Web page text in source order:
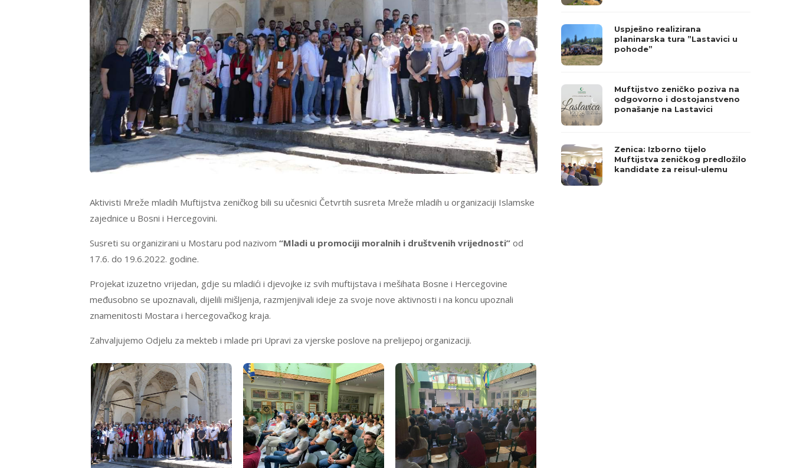
Aktivisti Mreže mladih Muftijstva zeničkog bili su učesnici Četvrtih susreta Mreže mladih u organizaciji Islamske
zajednice u Bosni i Hercegovini.
Susreti su organizirani u Mostaru pod nazivom “Mladi u promociji moralnih i društvenih vrijednosti” od
17.6. do 19.6.2022. godine.
Projekat izuzetno vrijedan, gdje su mladići i djevojke iz svih muftijstava i mešihata Bosne i Hercegovine
međusobno se upoznavali, dijelili mišljenja, razmjenjivali ideje za svoje nove aktivnosti i na koncu upoznali
znamenitosti Mostara i hercegovačkog kraja.
Zahvaljujemo Odjelu za mekteb i mlade pri Upravi za vjerske poslove na prelijepoj organizaciji.
Uspješno realizirana
planinarska tura ”Lastavici u
pohode”
Muftijstvo zeničko poziva na
odgovorno i dostojanstveno
ponašanje na Lastavici
Zenica: Izborno tijelo
Muftijstva zeničkog predložilo
kandidate za reisul-ulemu